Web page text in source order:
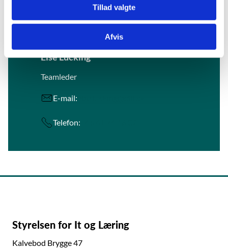
Tillad valgte
Afvis
Kontakt
Else Lücking
Teamleder
E-mail:
Telefon:
Styrelsen for It og Læring
Kalvebod Brygge 47